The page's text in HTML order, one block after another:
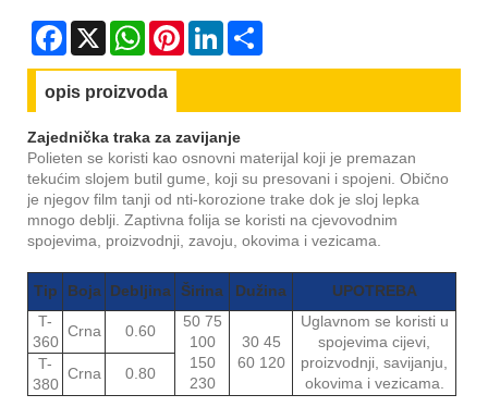
Facebook
X WhatsAppPinterestLinkedIn
opis proizvoda
Zajednička traka za zavijanje
Polieten se koristi kao osnovni materijal koji je premazan
tekućim slojem butil gume, koji su presovani i spojeni. Obično
je njegov film tanji od nti-korozione trake dok je sloj lepka
mnogo deblji. Zaptivna folija se koristi na cjevovodnim
spojevima, proizvodnji, zavoju, okovima i vezicama.
Tip Boja Debljina Širina Dužina
UPOTREBA
T-
360
Crna 0.60
50 75
100
150
230
30 45
60 120
Uglavnom se koristi u
spojevima cijevi,
proizvodnji, savijanju,
okovima i vezicama.
T-
380
Crna 0.80